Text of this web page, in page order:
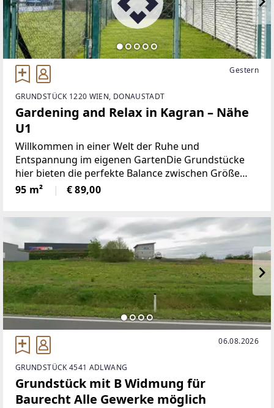
Gestern
GRUNDSTÜCK 1220 WIEN, DONAUSTADT
Gardening and Relax in Kagran – Nähe
U1
Willkommen in einer Welt der Ruhe und
Entspannung im eigenen GartenDie Grundstücke
hier bieten die perfekte Balance zwischen Größe
und Komfort - nicht zu klein und nicht zu groß,
genau richtig, um die Seele baumeln zu lassen und
95 m² € 89,00
06.08.2026
GRUNDSTÜCK 4541 ADLWANG
Grundstück mit B Widmung für
Baurecht Alle Gewerke möglich